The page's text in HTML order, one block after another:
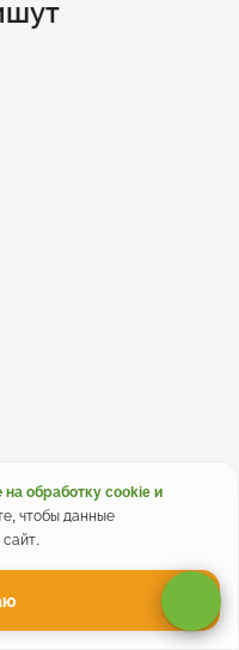
на обработку cookie и
чтобы данные